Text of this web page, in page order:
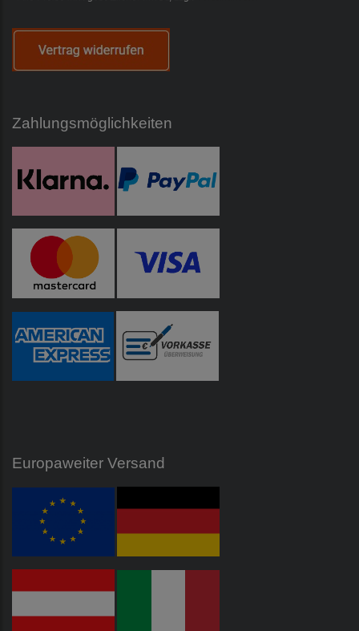
Zahlungsmöglichkeiten
Europaweiter Versand